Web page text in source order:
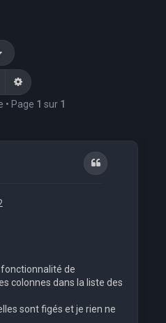
RechercherRecherche avancée
• Page 1 sur 1
Citation
de
colonnes dans la liste des
sont figés et je rien ne